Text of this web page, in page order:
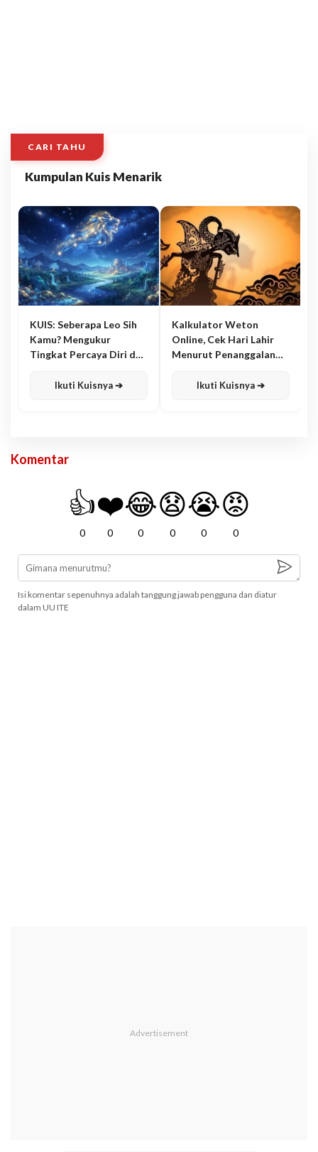
CARI TAHU
Kumpulan Kuis Menarik
KUIS: Seberapa Leo Sih
Kamu? Mengukur
Tingkat Percaya Diri dan
Ikuti Kuisnya ➔
Kalkulator Weton
Online, Cek Hari Lahir
Menurut Penanggalan
Ikuti Kuisnya ➔
Komentar
👍
0
❤️
0
😂
0
😧
0
😭
0
😡
0
Isi komentar sepenuhnya adalah tanggung jawab pengguna dan diatur
dalam UU ITE